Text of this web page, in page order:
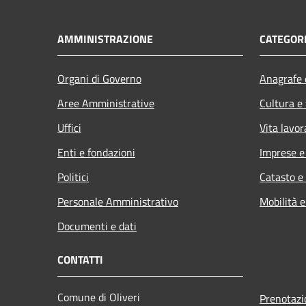
AMMINISTRAZIONE
Organi di Governo
Aree Amministrative
Uffici
Enti e fondazioni
Politici
Personale Amministrativo
Documenti e dati
Cultura
Vita
Imprese
Catasto
Mobilità
CONTATTI
Comune di Oliveri